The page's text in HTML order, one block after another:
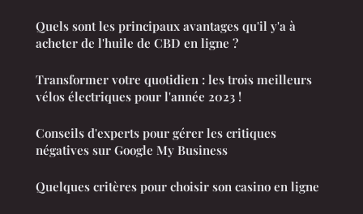
Quels sont les principaux avantages qu'il y'a à
acheter de l'huile de CBD en ligne ?
Transformer votre quotidien : les trois meilleurs
vélos électriques pour l'année 2023 !
Conseils d'experts pour gérer les critiques
négatives sur Google My Business
Quelques critères pour choisir son casino en ligne